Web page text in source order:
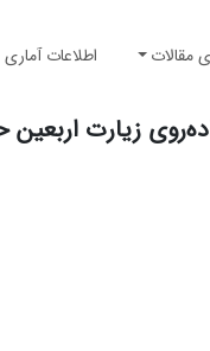
مقالات اطلاعات
زیارت